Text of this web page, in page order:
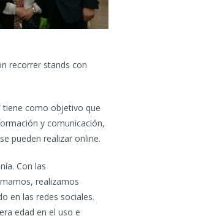
recorrer stands con
tiene como objetivo que
y comunicación,
pueden realizar online.
Con las
realizamos
en las redes sociales.
edad en el uso e